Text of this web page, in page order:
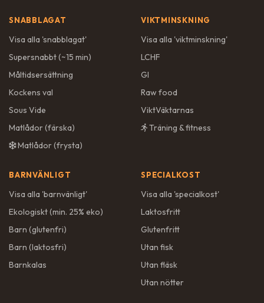
SNABBLAGAT
Visa alla 'snabblagat'
Supersnabbt (~15 min)
Måltidsersättning
Kockens val
Sous Vide
Matlådor (färska)
Matlådor (frysta)
VIKTMINSKNING
Visa alla 'viktminskning'
LCHF
GI
Raw food
ViktVäktarnas
Träning & fitness
BARNVÄNLIGT
Visa alla 'barnvänligt'
Ekologiskt (min. 25% eko)
Barn (glutenfri)
Barn (laktosfri)
Barnkalas
SPECIALKOST
Visa alla 'specialkost'
Laktosfritt
Glutenfritt
Utan fisk
Utan fläsk
Utan nötter